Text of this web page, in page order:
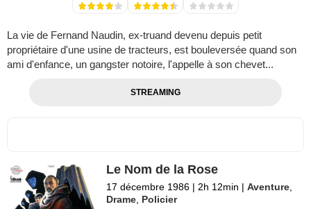
La vie de Fernand Naudin, ex-truand devenu depuis petit
propriétaire d'une usine de tracteurs, est bouleversée quand son
ami d'enfance, un gangster notoire, l'appelle à son chevet...
STREAMING
Le Nom de la Rose
17 décembre 1986 | 2h 12min | Aventure
Drame Policier